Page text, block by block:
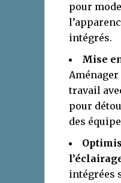
pour
intégrés.
Mise
travail
pour
des
intégrées